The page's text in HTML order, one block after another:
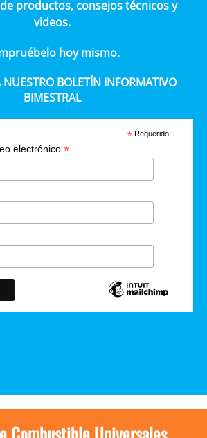
productos, consejos técnicos y
videos.
hoy mismo.
NUESTRO BOLETÍN INFORMATIVO
BIMESTRAL
* Requerido
electrónico *